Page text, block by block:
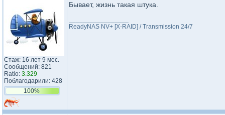
Стаж: 16 лет 9 мес.
Сообщений: 821
Ratio: 3.329
Поблагодарили: 428
100%
Бывает, жизнь такая штука.
ReadyNAS NV+ [X-RAID] / Transmission 24/7